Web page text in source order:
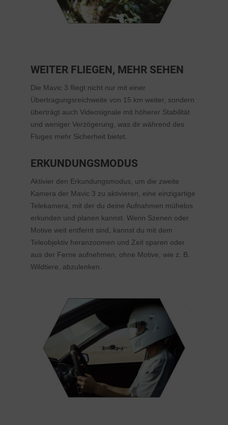
WEITER FLIEGEN, MEHR SEHEN
Die Mavic 3 fliegt nicht nur mit einer
Übertragungsreichweite von 15 km weiter, sondern
überträgt auch Videosignale mit höherer Stabilität
und weniger Verzögerung, was dir während des
Fluges mehr Sicherheit bietet.
ERKUNDUNGSMODUS
Aktivier den Erkundungsmodus, um die zweite
Kamera der Mavic 3 zu aktivieren, eine einzigartige
Telekamera, mit der du deine Aufnahmen mühelos
erkunden und planen kannst. Wenn Szenen oder
Motive weit entfernt sind, kannst du mit dem
Teleobjektiv heranzoomen und Zeit sparen oder
aus der Ferne aufnehmen, ohne Motive, wie z. B.
Wildtiere, abzulenken.